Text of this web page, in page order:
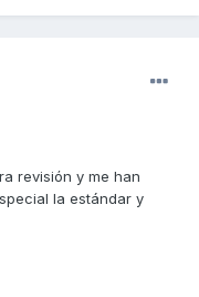
revisión y me han
la estándar y